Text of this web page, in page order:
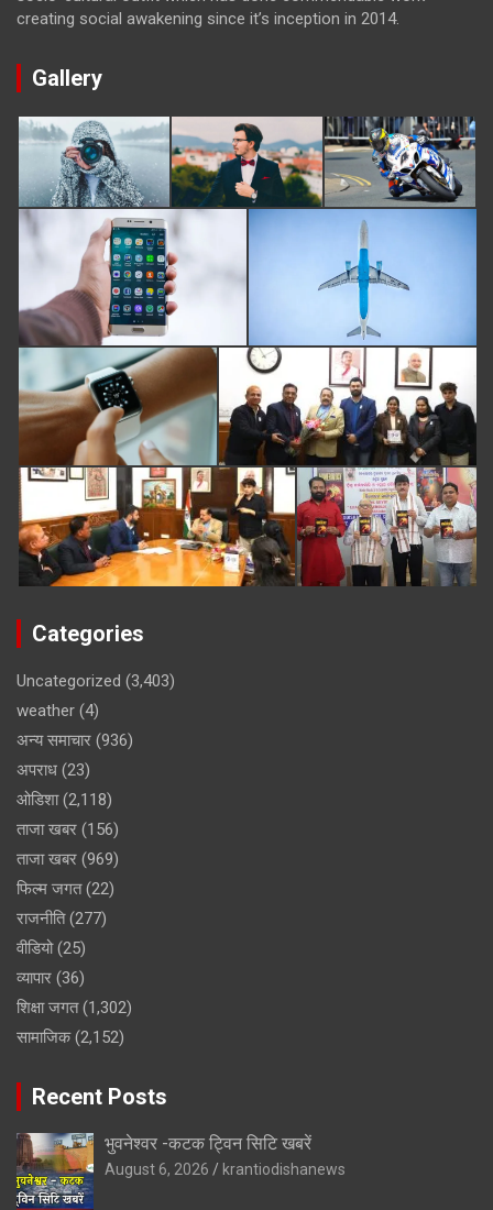
creating social awakening since it’s inception in 2014.
Gallery
Categories
Uncategorized (3,403)
weather (4)
अन्य समाचार (936)
अपराध (23)
ओडिशा(2,118)
ताजा खबर (156)
ताजा खबर (969)
फिल्म जगत(22)
राजनीति(277)
वीडियो(25)
व्यापार (36)
शिक्षा जगत(1,302)
सामाजिक(2,152)
Recent Posts
भुवनेश्वर -कटक ट्विन सिटि खबरें
August 6, 2026 krantiodishanews